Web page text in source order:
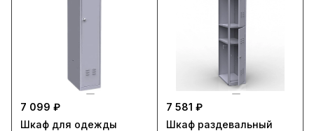
7 099 ₽
Шкаф для одежды
7 581 ₽
Шкаф раздевальный